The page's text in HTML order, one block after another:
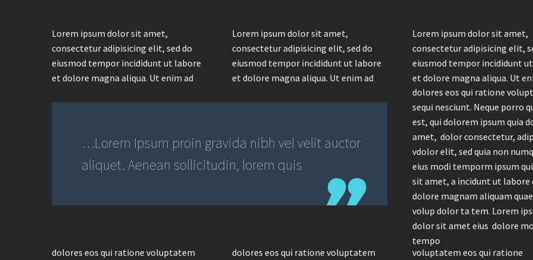
Lorem ipsum dolor sit amet,
consectetur adipisicing elit, sed do
eiusmod tempor incididunt ut labore
et dolore magna aliqua. Ut enim ad
Lorem ipsum dolor sit amet,
consectetur adipisicing elit, sed do
eiusmod tempor incididunt ut labore
et dolore magna aliqua. Ut enim ad
Lorem ipsum dolor sit amet,
consectetur adipisicing elit,
eiusmod tempor incididunt
et dolore magna aliqua. Ut
…Lorem Ipsum proin gravida nibh vel velit auctor
aliquet. Aenean sollicitudin, lorem quis
dolores eos qui ratione
sequi nesciunt. Neque porro
est, qui dolorem ipsum quia
amet, dolor consectetur,
vdolor elit, sed quia non
eius modi temporm ipsum
sit amet, a incidunt ut labore
dolore magnam aliquam
volup dolor ta tem. Lorem
dolor sit amet eius dolore
tempo
dolores eos qui ratione voluptatem
dolores eos qui ratione voluptatem
voluptatem eos qui ratione